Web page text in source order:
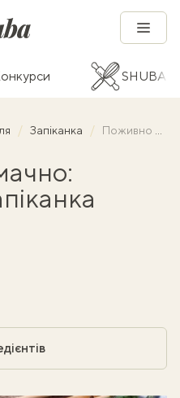
SHUBA
Запіканка Поживно та смачно: картопляна запіканка з куркою